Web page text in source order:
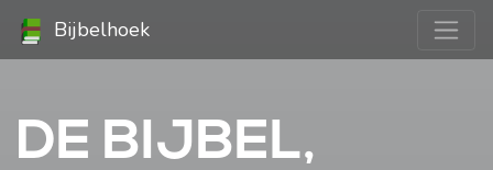
Bijbelhoek
DE BIJBEL,